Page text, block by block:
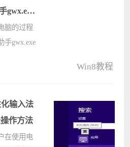
gwx.exe
的过程
手gwx.exe
操作方法!
Win8教程
输入法
作方法
使用电